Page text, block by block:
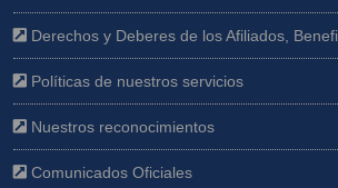
Derechos y Deberes de los Afiliados,
Políticas de nuestros servicios
Nuestros reconocimientos
Comunicados Oficiales